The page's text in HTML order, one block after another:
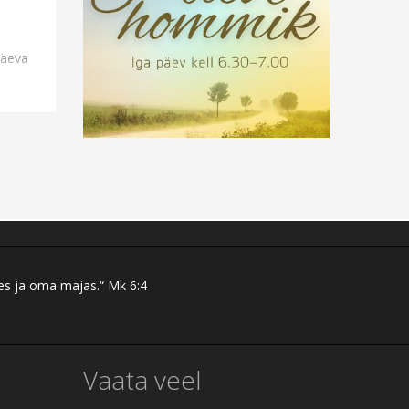
ja oma majas.“ Mk 6:4
Vaata veel